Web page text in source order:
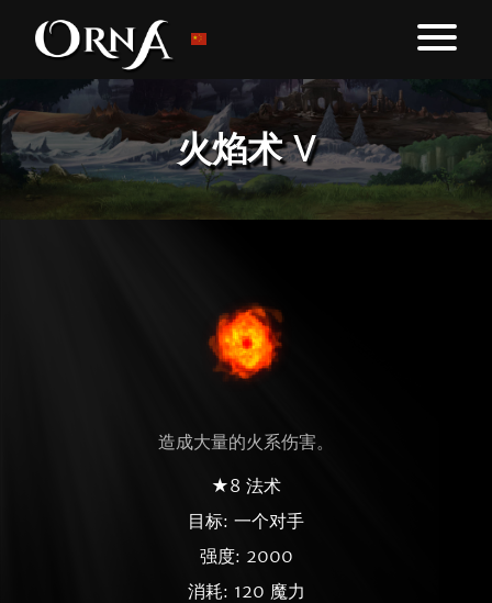
火焰术 V
造成大量的火系伤害。
★8 法术
目标: 一个对手
强度: 2000
消耗: 120 魔力